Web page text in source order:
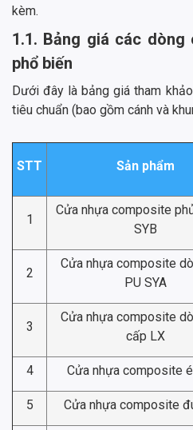
kèm.
1.1. Bảng giá các dòng
phổ biến
Dưới đây là bảng giá tham
tiêu chuẩn (bao gồm cánh và
STT Sản phẩm
1
Cửa nhựa composite
SYB
2
Cửa nhựa composite
PU SYA
3
Cửa nhựa composite
cấp LX
4 Cửa nhựa composite
5 Cửa nhựa composite